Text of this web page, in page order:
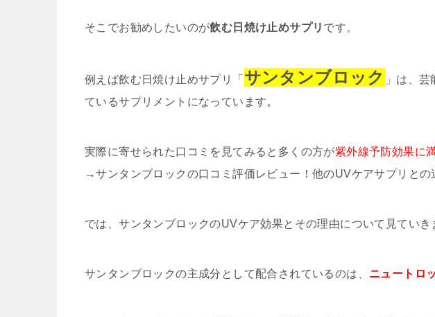
そこでお勧めしたいのが飲む日焼け止めサプリ です。
例えば飲む日焼け止めサプリ「 サンタンブロック
」は、
ているサプリメントになっています。
実際に寄せられた口コミを見てみると多くの方が紫外線予防効果に
→サンタンブロックの口コミ評価レビュー！他のUVケアサプリとの
では、サンタンブロックのUVケア効果とその理由について見ていき
サンタンブロックの主成分として配合されているのは、 ニュートロ